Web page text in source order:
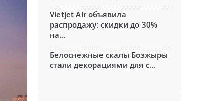
Vietjet Air объявила
распродажу: скидки до 30%
на...
Белоснежные скалы Бозжыры
стали декорациями для с...